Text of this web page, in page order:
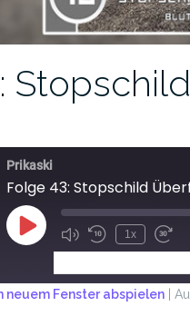
Prikaski
Folge 43: Stopschild
1x
neuem Fenster abspielen